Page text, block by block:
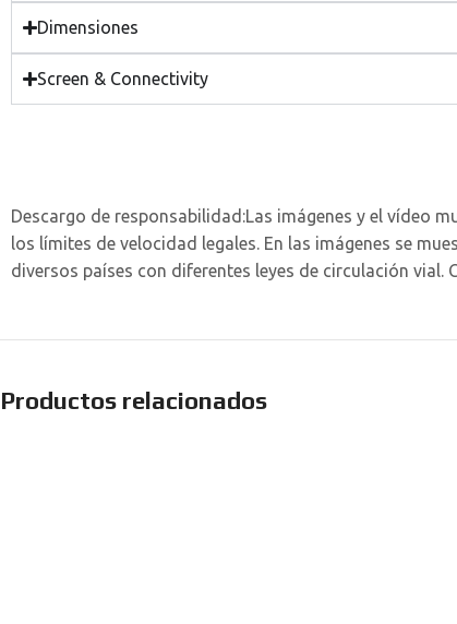
Dimensiones
Screen & Connectivity
Descargo de responsabilidad:Las imágenes y el vídeo
los límites de velocidad legales. En las imágenes se
diversos países con diferentes leyes de circulación
Productos relacionados